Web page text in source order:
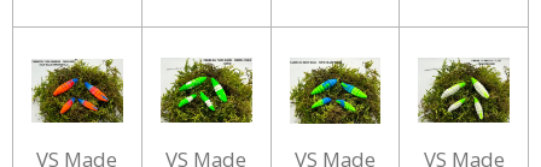
VS Made
VS Made
VS Made
VS Made